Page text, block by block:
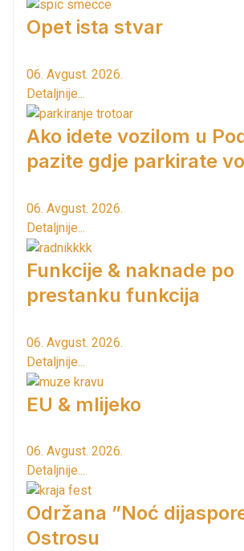
Opet ista stvar
06. Avgust. 2026.
Detaljnije...
Ako idete vozilom u
pazite gdje parkirate
06. Avgust. 2026.
Detaljnije...
Funkcije & naknade po
prestanku funkcija
06. Avgust. 2026.
Detaljnije...
EU & mlijeko
06. Avgust. 2026.
Detaljnije...
Održana ”Noć
Ostrosu